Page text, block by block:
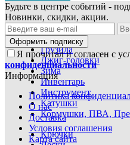
Блесны
Воблеры
Грузила
Джиг-головки
Зима
Инвентарь
Инструмент
Катушки
Кормушки, ПВА,
Крючки
Будьте в центре событий -
Новинки, скидки, акции.
Оформить подписку
Я прочитал и согласен с
конфиденциальности
Информация
Политика
О нас
Доставка
Условия соглашения
Карта сайта